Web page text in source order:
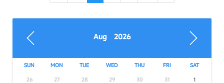
Aug 2026
SUN MON TUE WED THU FRI SAT
26 27 28 29 30 31 1